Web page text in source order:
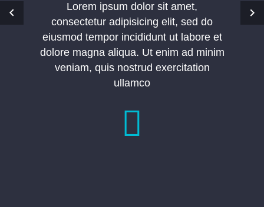
Lorem ipsum dolor sit amet,
consectetur adipisicing elit, sed do
eiusmod tempor incididunt ut labore et
dolore magna aliqua. Ut enim ad minim
veniam, quis nostrud exercitation
ullamco
